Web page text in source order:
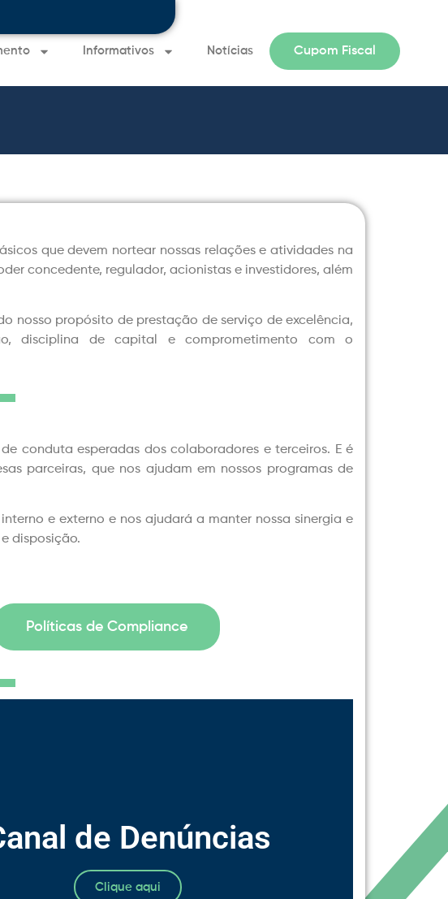
Informativos Notícias Cupom Fiscal
que devem nortear nossas relações e atividades na
concedente, regulador, acionistas e investidores, além
nosso propósito de prestação de serviço de excelência,
disciplina de capital e comprometimento com o
conduta esperadas dos colaboradores e terceiros. E é
parceiras, que nos ajudam em nossos programas de
e externo e nos ajudará a manter nossa sinergia e
disposição.
Políticas de Compliance
de Denúncias
Clique aqui